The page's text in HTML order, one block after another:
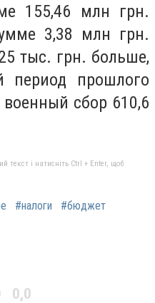
155,46 млн грн.
3,38 млн грн.
тыс. грн. больше,
период прошлого
сбор 610,6
текст і натисніть Ctrl + Enter, щоб
#налоги #бюджет
0,0